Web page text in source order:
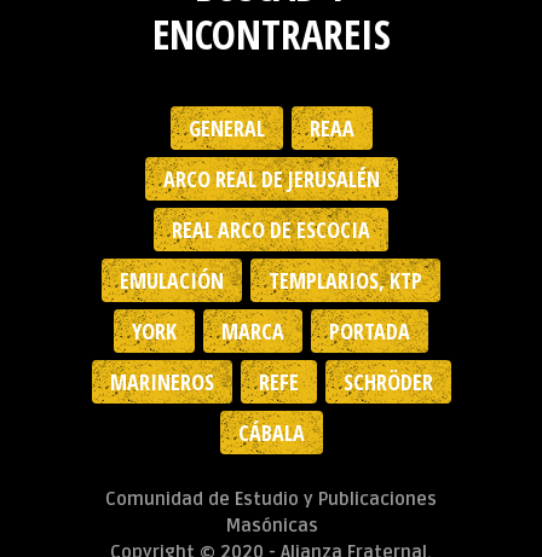
ENCONTRAREIS
GENERAL
REAA
ARCO REAL DE JERUSALÉN
REAL ARCO DE ESCOCIA
EMULACIÓN
TEMPLARIOS, KTP
YORK
MARCA
PORTADA
MARINEROS
REFE
SCHRÖDER
CÁBALA
Comunidad de Estudio y Publicaciones
Masónicas
Copyright © 2020 - Alianza Fraternal.